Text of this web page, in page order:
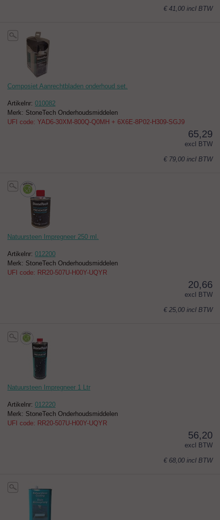
€ 41,00 incl BTW
Composiet Aanrechtbladen onderhoud set.
Artikelnr: 010082
Merk: StoneTech Onderhoudsmiddelen
UFI code: YAD6-30XM-800Q-Q0MH + 6X6E-8P02-H309-SGJ9
65,29
excl BTW
€ 79,00 incl BTW
Natuursteen Impregneer 250 ml.
Artikelnr: 012200
Merk: StoneTech Onderhoudsmiddelen
UFI code: RR20-507U-H00Y-UQYR
20,66
excl BTW
€ 25,00 incl BTW
Natuursteen Impregneer 1 Ltr
Artikelnr: 012220
Merk: StoneTech Onderhoudsmiddelen
UFI code: RR20-507U-H00Y-UQYR
56,20
excl BTW
€ 68,00 incl BTW